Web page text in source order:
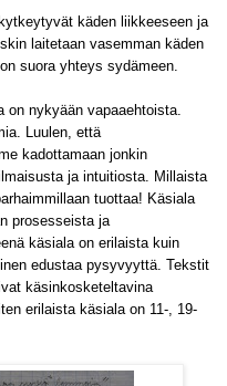
käden liikkeeseen ja
laitetaan vasemman käden
suora yhteys sydämeen.
on nykyään vapaaehtoista.
Luulen, että
kadottamaan jonkin
ja intuitiosta. Millaista
tuottaa! Käsiala
prosesseista ja
käsiala on erilaista kuin
edustaa pysyvyyttä. Tekstit
käsinkosketeltavina
erilaista käsiala on 11-, 19-